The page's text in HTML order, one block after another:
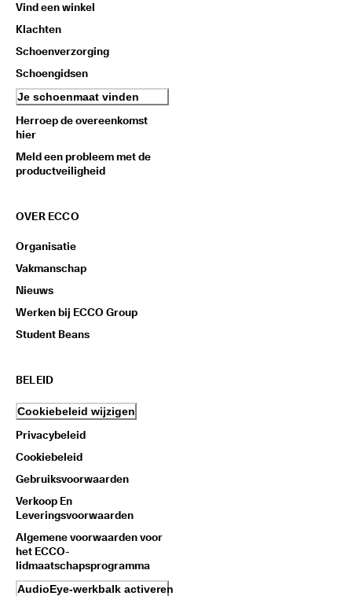
Vind een winkel
Klachten
Schoenverzorging
Schoengidsen
Je schoenmaat vinden
Herroep de overeenkomst
hier
Meld een probleem met de
productveiligheid
OVER ECCO
Organisatie
Vakmanschap
Nieuws
Werken bij ECCO Group
Student Beans
BELEID
Cookiebeleid wijzigen
Privacybeleid
Cookiebeleid
Gebruiksvoorwaarden
Verkoop En
Leveringsvoorwaarden
Algemene voorwaarden voor
het ECCO-
lidmaatschapsprogramma
AudioEye-werkbalk activeren